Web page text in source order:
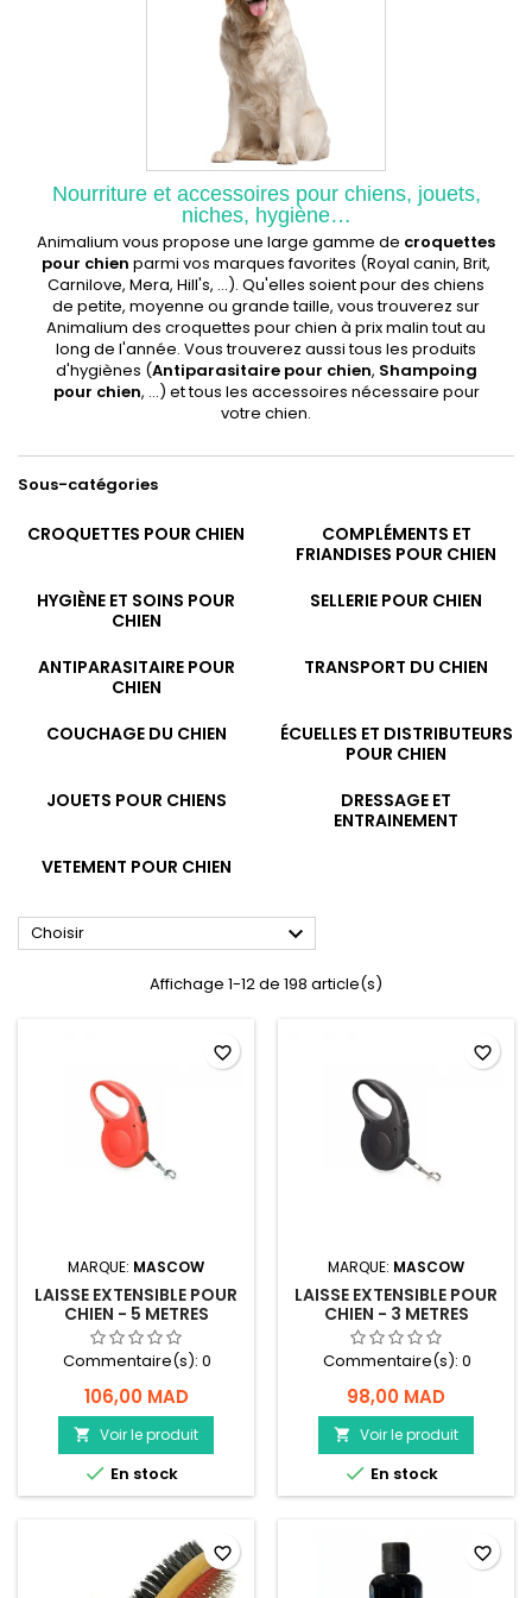
Nourriture et accessoires pour chiens, jouets,
niches, hygiène…
Animalium vous propose une large gamme de croquettes
pour chien parmi vos marques favorites (Royal canin, Brit,
Carnilove, Mera, Hill's, ...). Qu'elles soient pour des chiens
de petite, moyenne ou grande taille, vous trouverez sur
Animalium des croquettes pour chien à prix malin tout au
long de l'année. Vous trouverez aussi tous les produits
d'hygiènes (Antiparasitaire pour chien, Shampoing
pour chien, ...) et tous les accessoires nécessaire pour
votre chien.
Sous-catégories
CROQUETTES POUR CHIEN
COMPLÉMENTS ET
FRIANDISES POUR CHIEN
HYGIÈNE ET SOINS POUR
CHIEN
SELLERIE POUR CHIEN
ANTIPARASITAIRE POUR
CHIEN
TRANSPORT DU CHIEN
COUCHAGE DU CHIEN
ÉCUELLES ET DISTRIBUTEURS
POUR CHIEN
JOUETS POUR CHIENS
DRESSAGE ET
ENTRAINEMENT
VETEMENT POUR CHIEN
Choisir 
Affichage 1-12 de 198 article(s)
MARQUE: MASCOW
LAISSE EXTENSIBLE POUR
CHIEN - 5 METRES
Commentaire(s): 0
106,00 MAD
 Voir le produit
 En stock
favorite_border
MARQUE: MASCOW
LAISSE EXTENSIBLE POUR
CHIEN - 3 METRES
Commentaire(s): 0
98,00 MAD
 Voir le produit
 En stock
favorite_border
favorite_border favorite_border